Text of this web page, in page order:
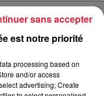
: 30 octobre
est notre priorité
processing based on
and/or access
advertising; Create
sans accepter